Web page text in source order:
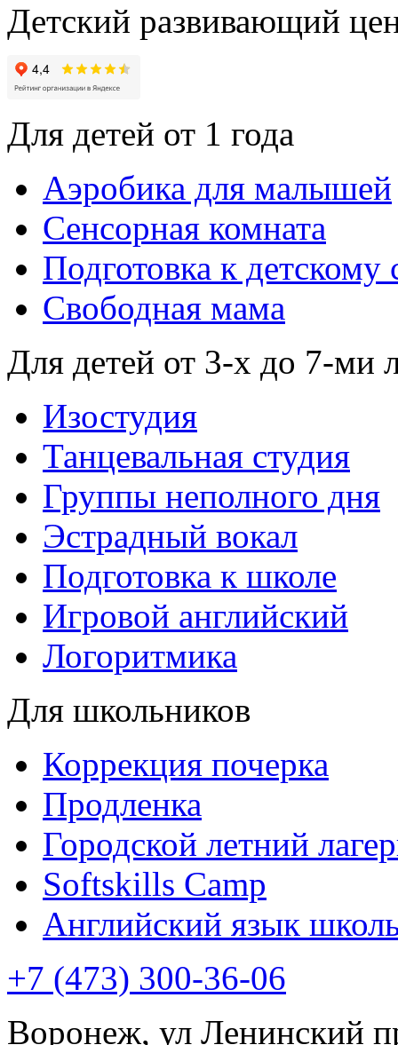
Детский развивающий
Для детей от 1 года
Аэробика для малышей
Сенсорная комната
Подготовка к детскому
Свободная мама
Для детей от 3-х до 7-ми
Изостудия
Танцевальная студия
Группы неполного дня
Эстрадный вокал
Подготовка к школе
Игровой английский
Логоритмика
Для школьников
Коррекция почерка
Продленка
Городской летний
Softskills Camp
Английский язык
+7 (473) 300-36-06
Воронеж, ул Ленинский